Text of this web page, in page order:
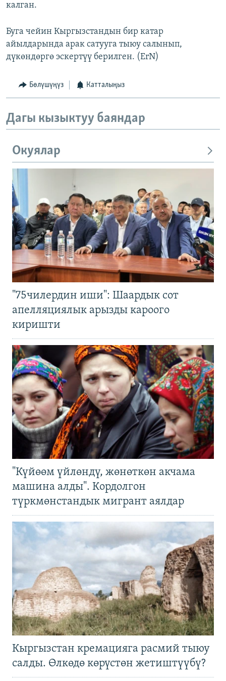
калган.
Буга чейин Кыргызстандын бир катар
айылдарында арак сатууга тыюу салынып,
дүкөндөргө эскертүү берилген. (ErN)
Бөлүшүңүз Катталыңыз
Дагы кызыктуу баяндар
Окуялар
"75чилердин иши": Шаардык сот
апелляциялык арызды кароого
киришти
"Күйөөм үйлөндү, жөнөткөн акчама
машина алды". Кордолгон
түркмөнстандык мигрант аялдар
Кыргызстан кремацияга расмий тыюу
салды. Өлкөдө көрүстөн жетиштүүбү?